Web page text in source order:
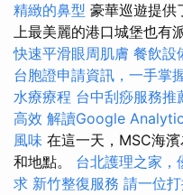
精緻的鼻型 豪華巡遊提供
上最美麗的港口城堡也有
快速平滑眼周肌膚 餐飲設
台胞證申請資訊，一手掌
水療療程 台中刮痧服務推
高效 解讀Google
風味 在這一天，MSC海
和地點。 台北護理之家，
求 新竹整復服務 請一位